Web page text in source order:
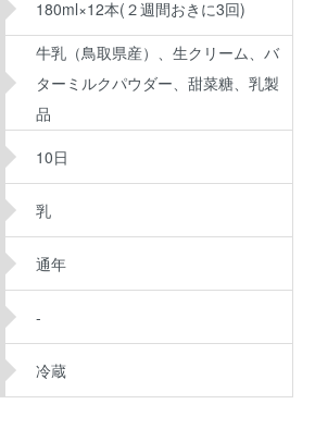
180ml×12本(２週間おきに3回)
牛乳（鳥取県産）、生クリーム、バ
ターミルクパウダー、甜菜糖、乳製
品
10日
乳
通年
-
冷蔵